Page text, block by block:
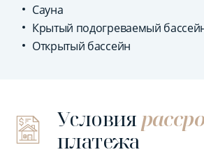
Сауна
Крытый подогреваемый
Открытый бассейн
Условия
платежа